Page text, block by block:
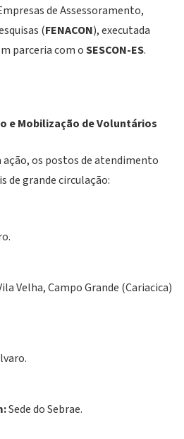
de Assessoramento,
(FENACON), executada
parceria com oSESCON-ES.
e Mobilização de Voluntários
ação, os postos de atendimento
de grande circulação:
Velha, Campo Grande (Cariacica)
Sede do Sebrae.